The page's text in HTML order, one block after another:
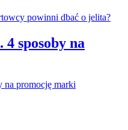
4 sposoby na